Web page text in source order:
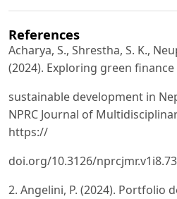
References
Acharya, S., Shrestha, S. K.,
(2024). Exploring green
sustainable development in
NPRC Journal of
https://
doi.org/10.3126/
2. Angelini, P. (2024). Portfolio